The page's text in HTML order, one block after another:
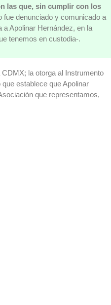
las que, sin cumplir con los
fue denunciado y comunicado a
Apolinar Hernández, en la
tenemos en custodia-.
la otorga al Instrumento
establece que Apolinar
que representamos,